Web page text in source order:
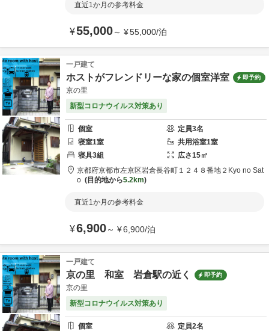
直近1か月の参考料金
¥55,000～ ¥55,000/泊
一戸建て
ホストがフレンドリーな家の個室洋室 即予約
京の里
新型コロナウイルス対策あり
個室 定員3名
寝室1室 共用浴室1室
寝具3組 広さ15㎡
京都府京都市左京区岩倉長谷町１２４８番地２ Kyo no Sat
o
目的地から5.2km
直近1か月の参考料金
¥6,900～ ¥6,900/泊
一戸建て
京の里 和室 岩倉駅の近く 即予約
京の里
新型コロナウイルス対策あり
個室 定員2名